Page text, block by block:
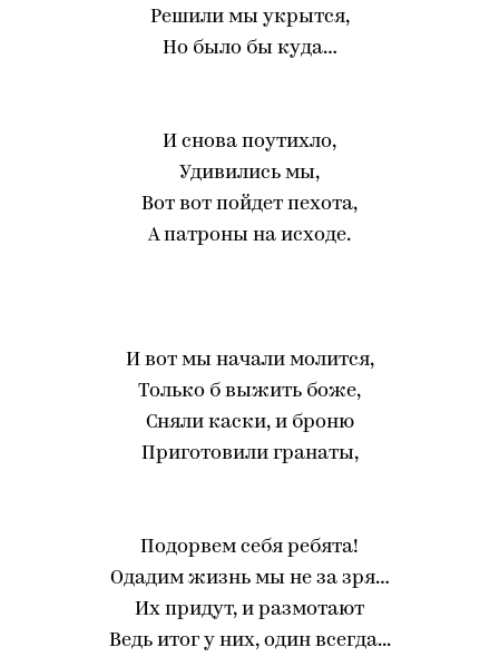
Решили мы укрытся,
Но было бы куда…
И снова поутихло,
Удивились мы,
Вот вот пойдет пехота,
А патроны на исходе.
И вот мы начали молится,
Только б выжить боже,
Сняли каски, и броню
Приготовили гранаты,
Подорвем себя ребята!
Одадим жизнь мы не за зря…
Их придут, и размотают
Ведь итог у них, один всегда...